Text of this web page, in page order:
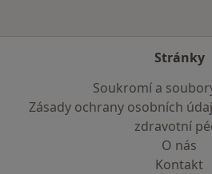
Stránky
Soukromí a
Zásady ochrany osobních
zdravotní
O nás
Kontakt